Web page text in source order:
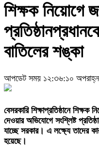
শিক্ষক নিয়োগে
বাতিলের শঙ্কা
আপডেট সময় ১২:৩৬:১০
বেসরকারি শিক্ষাপ্রতিষ্ঠানে
দেওয়ার অভিযোগে সংশ্লিষ্ট
যাচ্ছে সরকার। এ লক্ষ্যে তাদের
হয়েছে।